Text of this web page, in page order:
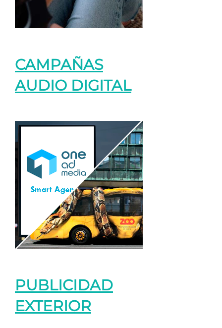
CAMPAÑAS
AUDIO DIGITAL
PUBLICIDAD
EXTERIOR